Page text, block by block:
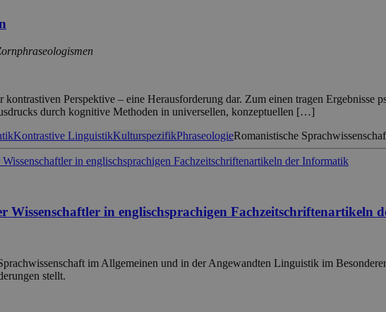
Perspektive – eine Herausforderung dar. Zum einen tragen Ergebnisse
durch kognitive Methoden in universellen, konzeptuellen […]
Kontrastive LinguistikKulturspezifikPhraseologieRomanistische
Wissenschaftler in englischsprachigen Fachzeitschriftenartikeln
im Allgemeinen und in der Angewandten Linguistik im
stellt.